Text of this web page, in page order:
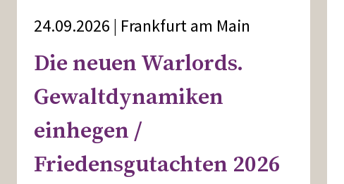
24.09.2026 | Frankfurt am Main
Die neuen Warlords.
Gewaltdynamiken
einhegen /
Friedensgutachten 2026